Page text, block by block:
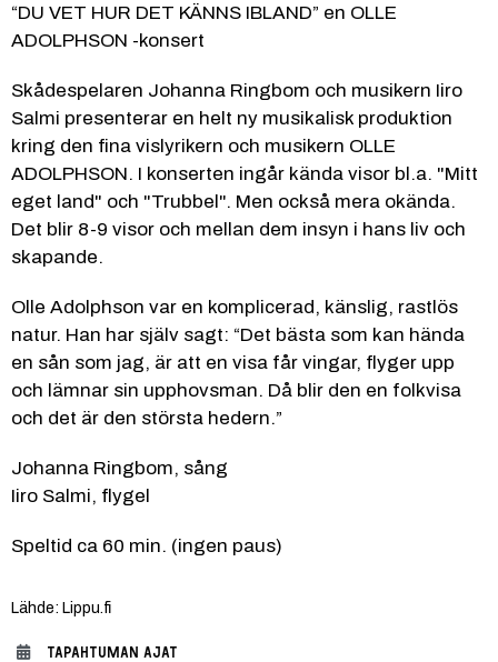
“DU VET HUR DET KÄNNS IBLAND” en OLLE
ADOLPHSON -konsert
Skådespelaren Johanna Ringbom och musikern Iiro
Salmi presenterar en helt ny musikalisk produktion
kring den fina vislyrikern och musikern OLLE
ADOLPHSON. I konserten ingår kända visor bl.a. "Mitt
eget land" och "Trubbel". Men också mera okända.
Det blir 8-9 visor och mellan dem insyn i hans liv och
skapande.
Olle Adolphson var en komplicerad, känslig, rastlös
natur. Han har själv sagt: “Det bästa som kan hända
en sån som jag, är att en visa får vingar, flyger upp
och lämnar sin upphovsman. Då blir den en folkvisa
och det är den största hedern.”
Johanna Ringbom, sång
Iiro Salmi, flygel
Speltid ca 60 min. (ingen paus)
Lähde: Lippu.fi
TAPAHTUMAN AJAT